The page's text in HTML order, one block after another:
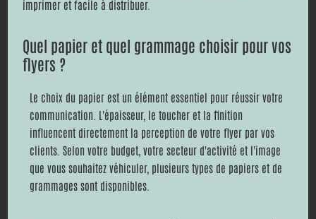
imprimer et facile à distribuer.
Quel papier et quel grammage choisir pour vos
flyers ?
Le choix du papier est un élément essentiel pour réussir votre
communication. L'épaisseur, le toucher et la finition
influencent directement la perception de votre flyer par vos
clients. Selon votre budget, votre secteur d'activité et l'image
que vous souhaitez véhiculer, plusieurs types de papiers et de
grammages sont disponibles.